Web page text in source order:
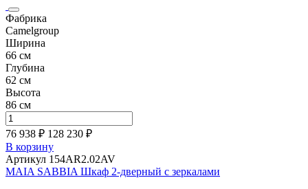
Фабрика
Camelgroup
Ширина
66 см
Глубина
62 см
Высота
86 см
76 938 ₽ 128 230 ₽
В корзину
Артикул 154AR2.02AV
MAIA SABBIA Шкаф 2-дверный с зеркалами